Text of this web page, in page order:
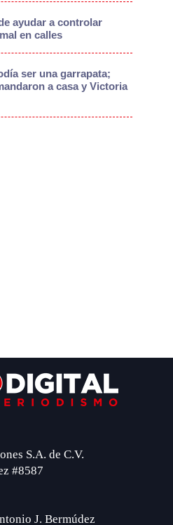
ayudar a controlar
en calles
ser una garrapata;
a casa y Victoria
S.A. de C.V.
#8587
J. Bermúdez